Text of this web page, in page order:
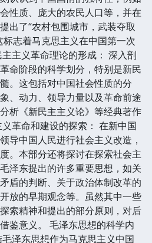
性质、庞大的农民人口等，并在
出了“农村包围城市，武装夺取
标志着马克思主义在中国第一次
主义革命理论的形成： 深入剖
命阶段的科学划分，特别是新民
。这包括对中国社会性质的分
、动力、领导力量以及革命前途
析《新民主主义论》等经典著作
革命和建设的探索： 在新中国
导中国人民进行社会主义改造，
。本部分还将探讨在探索社会主
泽东提出的许多重要思想，如关
盾的判断、关于政治体制改革的
放的早期观念等。虽然其中一些
索精神和提出的部分原则，对后
鉴意义。 毛泽东思想的科学内
泽东思想作为马克思主义中国